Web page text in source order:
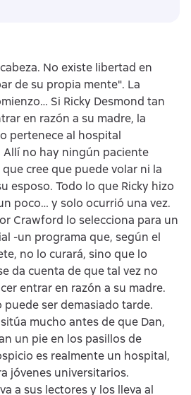
No existe libertad en
de su propia mente". La
Si Ricky Desmond tan
en razón a su madre, la
pertenece al hospital
no hay ningún paciente
cree que puede volar ni la
esposo. Todo lo que Ricky hizo
poco… y solo ocurrió una vez.
Crawford lo selecciona para un
-un programa que, según el
no lo curará, sino que lo
da cuenta de que tal vez no
entrar en razón a su madre.
puede ser demasiado tarde.
mucho antes de que Dan,
un pie en los pasillos de
es realmente un hospital,
jóvenes universitarios.
a sus lectores y los lleva al